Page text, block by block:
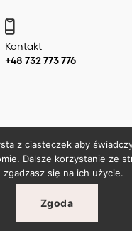
Kontakt
+48 732 773 776
permanentny Warszawa
z ciasteczek aby
Dalsze korzystanie ze
zgadzasz się na ich użycie.
Zgoda